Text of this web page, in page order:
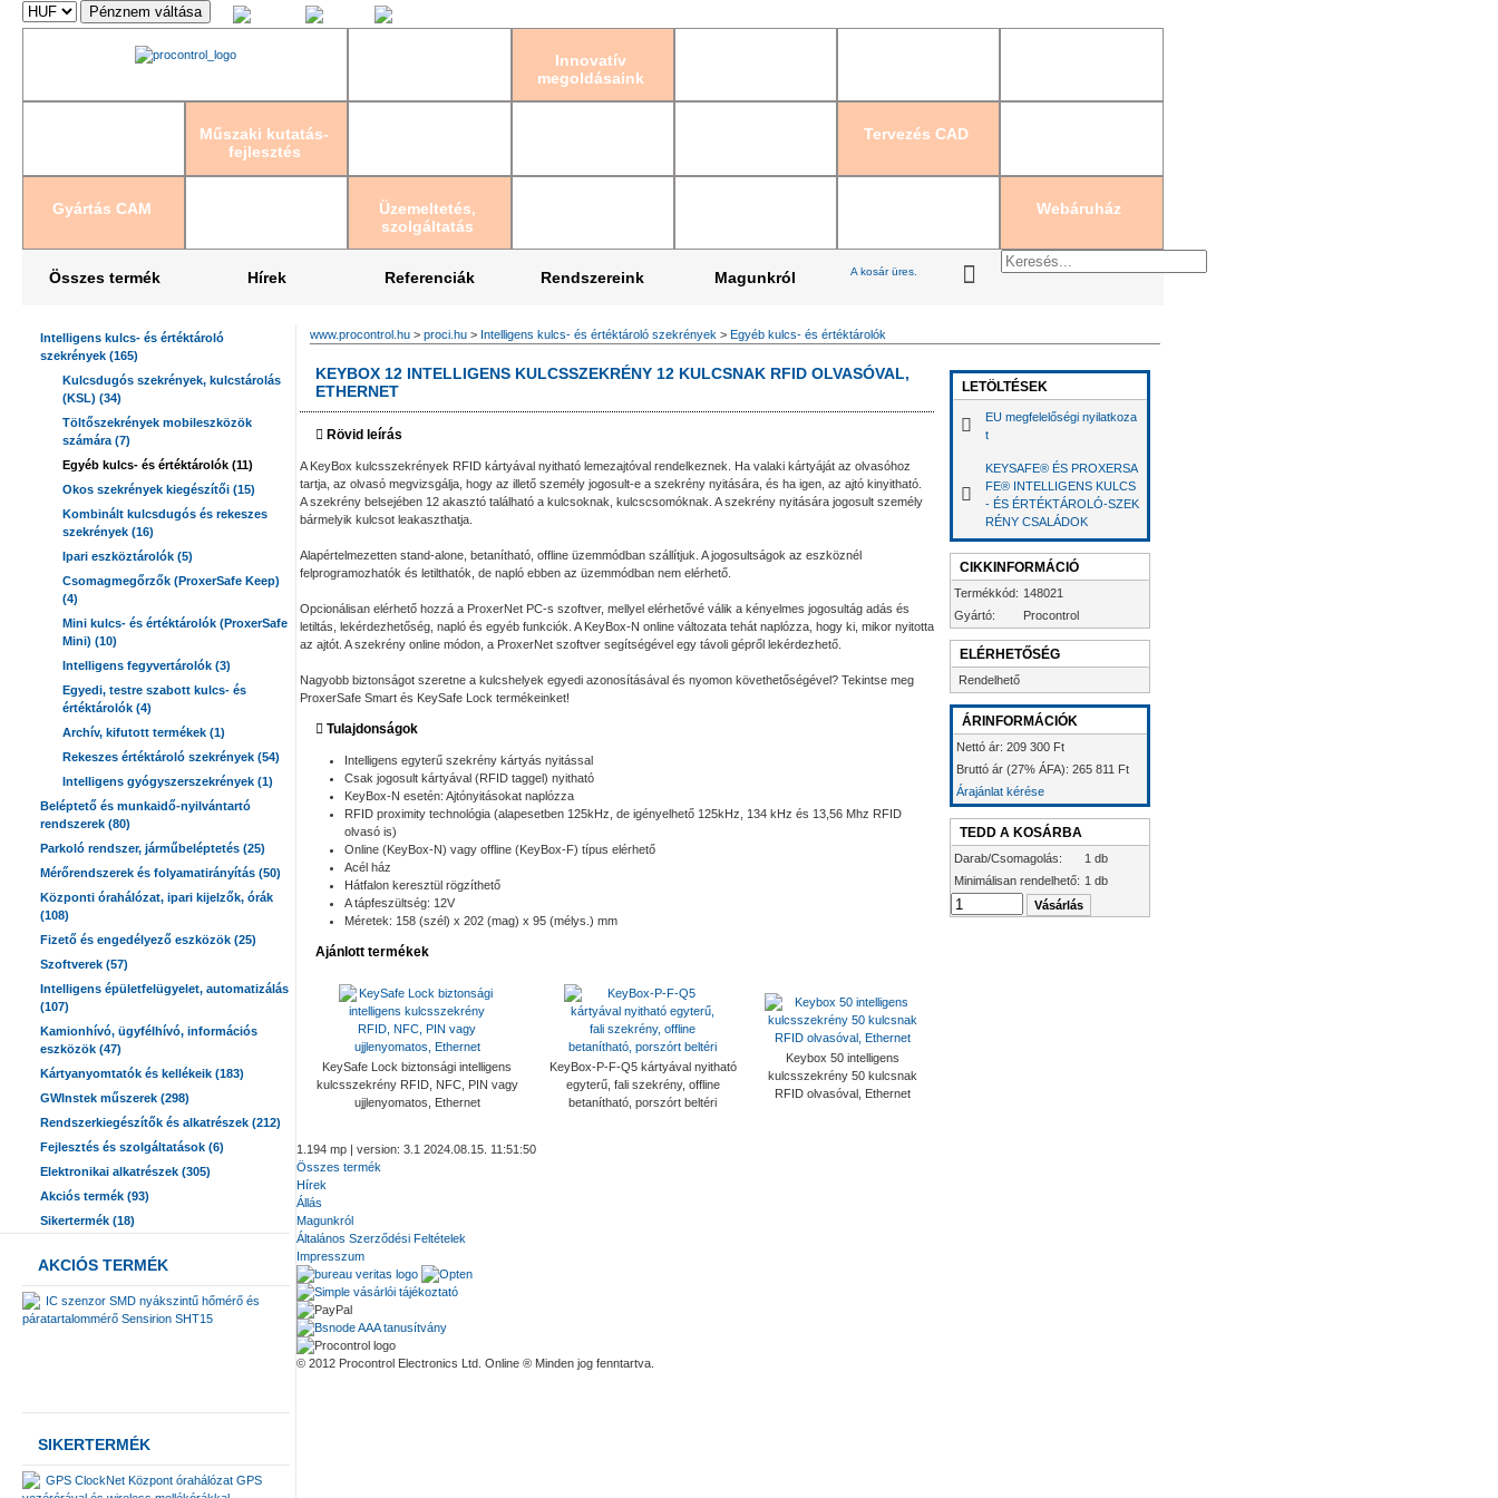
Innovatív
megoldásaink
Műszaki kutatás-
fejlesztés
Tervezés CAD
Gyártás CAM
Üzemeltetés,
szolgáltatás
Webáruház
Összes termék Hírek Referenciák Rendszereink Magunkról A kosár üres.
Intelligens kulcs- és értéktároló
szekrények (165)
Kulcsdugós szekrények, kulcstárolás
(KSL) (34)
Töltőszekrények mobileszközök
számára (7)
Egyéb kulcs- és értéktárolók (11)
Okos szekrények kiegészítői (15)
Kombinált kulcsdugós és rekeszes
szekrények (16)
Ipari eszköztárolók (5)
Csomagmegőrzők (ProxerSafe Keep)
(4)
Mini kulcs- és értéktárolók (ProxerSafe
Mini) (10)
Intelligens fegyvertárolók (3)
Egyedi, testre szabott kulcs- és
értéktárolók (4)
Archív, kifutott termékek (1)
Rekeszes értéktároló szekrények (54)
Intelligens gyógyszerszekrények (1)
Beléptető és munkaidő-nyilvántartó
rendszerek (80)
Parkoló rendszer, járműbeléptetés (25)
Mérőrendszerek és folyamatirányítás (50)
Központi órahálózat, ipari kijelzők, órák
(108)
Fizető és engedélyező eszközök (25)
Szoftverek (57)
Intelligens épületfelügyelet, automatizálás
(107)
Kamionhívó, ügyfélhívó, információs
eszközök (47)
Kártyanyomtatók és kellékeik (183)
GWInstek műszerek (298)
Rendszerkiegészítők és alkatrészek (212)
Fejlesztés és szolgáltatások (6)
Elektronikai alkatrészek (305)
Akciós termék (93)
Sikertermék (18)
AKCIÓS TERMÉK
IC szenzor SMD nyákszintű hőmérő és
páratartalommérő Sensirion SHT15
SIKERTERMÉK
GPS ClockNet Központ órahálózat GPS
www.procontrol.hu > proci.hu > Intelligens kulcs- és értéktároló szekrények > Egyéb kulcs- és értéktárolók
KEYBOX 12 INTELLIGENS KULCSSZEKRÉNY 12 KULCSNAK RFID OLVASÓVAL,
ETHERNET
Rövid leírás
A KeyBox kulcsszekrények RFID kártyával nyitható lemezajtóval rendelkeznek. Ha valaki kártyáját az olvasóhoz
tartja, az olvasó megvizsgálja, hogy az illető személy jogosult-e a szekrény nyitására, és ha igen, az ajtó kinyitható.
A szekrény belsejében 12 akasztó található a kulcsoknak, kulcscsomóknak. A szekrény nyitására jogosult személy
bármelyik kulcsot leakaszthatja.
Alapértelmezetten stand-alone, betanítható, offline üzemmódban szállítjuk. A jogosultságok az eszköznél
felprogramozhatók és letilthatók, de napló ebben az üzemmódban nem elérhető.
Opcionálisan elérhető hozzá a ProxerNet PC-s szoftver, mellyel elérhetővé válik a kényelmes jogosultág adás és
letiltás, lekérdezhetőség, napló és egyéb funkciók. A KeyBox-N online változata tehát naplózza, hogy ki, mikor nyitotta
az ajtót. A szekrény online módon, a ProxerNet szoftver segítségével egy távoli gépről lekérdezhető.
Nagyobb biztonságot szeretne a kulcshelyek egyedi azonosításával és nyomon követhetőségével? Tekintse meg
ProxerSafe Smart és KeySafe Lock termékeinket!
Tulajdonságok
Intelligens egyterű szekrény kártyás nyitással
Csak jogosult kártyával (RFID taggel) nyitható
KeyBox-N esetén: Ajtónyitásokat naplózza
RFID proximity technológia (alapesetben 125kHz, de igényelhető 125kHz, 134 kHz és 13,56 Mhz RFID
olvasó is)
Online (KeyBox-N) vagy offline (KeyBox-F) típus elérhető
Acél ház
Hátfalon keresztül rögzíthető
A tápfeszültség: 12V
Méretek: 158 (szél) x 202 (mag) x 95 (mélys.) mm
Ajánlott termékek
KeySafe Lock biztonsági intelligens
kulcsszekrény RFID, NFC, PIN vagy
ujjlenyomatos, Ethernet
KeyBox-P-F-Q5 kártyával nyitható
egyterű, fali szekrény, offline
betanítható, porszórt beltéri
Keybox 50 intelligens
kulcsszekrény 50 kulcsnak
RFID olvasóval, Ethernet
LETÖLTÉSEK
EU megfelelőségi nyilatkoza
t
KEYSAFE® ÉS PROXERSA
FE® INTELLIGENS KULCS
- ÉS ÉRTÉKTÁROLÓ-SZEK
RÉNY CSALÁDOK
CIKKINFORMÁCIÓ
Termékkód: 148021
Gyártó:
Procontrol
ELÉRHETŐSÉG
Rendelhető
ÁRINFORMÁCIÓK
Nettó ár: 209 300 Ft
Bruttó ár (27% ÁFA): 265 811 Ft
Árajánlat kérése
TEDD A KOSÁRBA
Darab/Csomagolás:
1 db
Minimálisan rendelhető: 1 db
1.194 mp | version: 3.1 2024.08.15. 11:51:50
Összes termék
Hírek
Állás
Magunkról
Általános Szerződési Feltételek
Impresszum
© 2012 Procontrol Electronics Ltd. Online ® Minden jog fenntartva.